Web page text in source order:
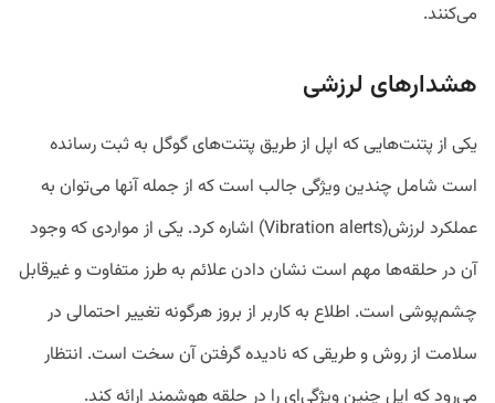
می‌کنند.
هشدارهای لرزشی
یکی از پتنت‌هایی که اپل از طریق پتنت‌های گوگل به ثبت رسانده
است شامل چندین ویژگی جالب است که از جمله آنها می‌توان به
عملکرد لرزش(Vibration alerts) اشاره کرد. یکی از مواردی که وجود
آن در حلقه‌ها مهم است نشان دادن علائم به طرز متفاوت و غیرقابل
چشم‌پوشی است. اطلاع به کاربر از بروز هرگونه تغییر احتمالی در
سلامت از روش و طریقی که نادیده گرفتن آن سخت است. انتظار
می‌رود که اپل چنین ویژگی‌ای را در حلقه هوشمند ارائه کند.